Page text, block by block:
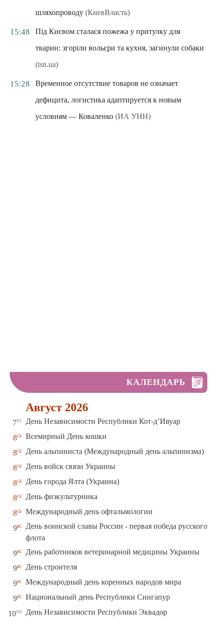
шляхопроводу (КиевВласть)
15:48
Під Києвом сталася пожежа у притулку для
тварин: згоріли вольєри та кухня, загинули собаки
(tsn.ua)
15:28
Временное отсутствие товаров не означает
дефицита, логистика адаптируется к новым
условиям — Коваленко (ИА УНН)
КАЛЕНДАРЬ
Август 2026
7пт День Независимости Республики Кот-д’Ивуар
8сб Всемирный День кошки
8сб День альпиниста (Международный день альпинизма)
8сб День войск связи Украины
8сб День города Ялта (Украина)
8сб День физкультурника
8сб Международный день офтальмологии
9вс
День воинской славы России - первая победа русского
флота
9вс День работников ветеринарной медицины Украины
9вс День строителя
9вс Международный день коренных народов мира
9вс Национальный день Республики Сингапур
10пн День Независимости Республики Эквадор